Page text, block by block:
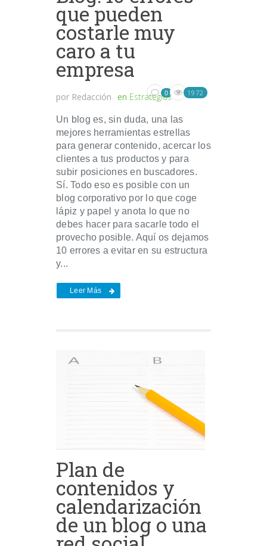
que pueden
costarle muy
caro a tu
empresa
por Redacción en Estrategias
0 1972
Un blog es, sin duda, una las
mejores herramientas estrellas
para generar contenido, acercar los
clientes a tus productos y para
subir posiciones en buscadores.
Sí. Todo eso es posible con un
blog corporativo por lo que coge
lápiz y papel y anota lo que no
debes hacer para sacarle todo el
provecho posible. Aquí os dejamos
10 errores a evitar en su estructura
y...
Leer Más
Plan de
contenidos y
calendarización
de un blog o una